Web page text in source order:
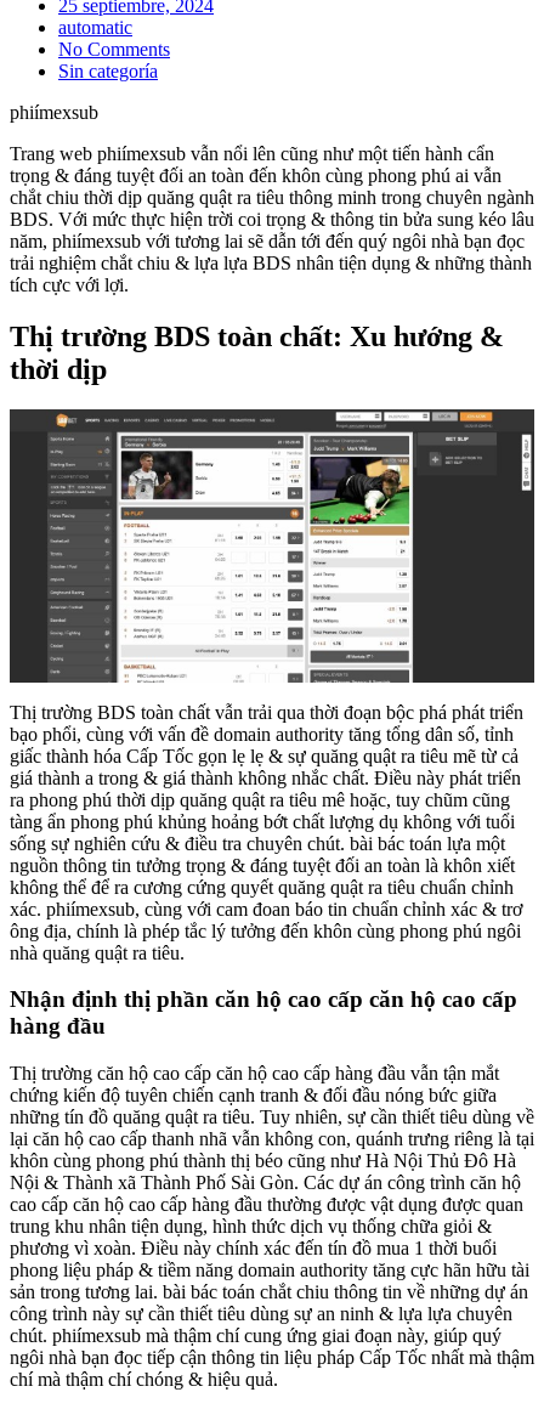
on
25 septiembre, 2024
automatic
No Comments
Sin categoría
phiímexsub
Trang web phiímexsub vẫn nổi lên cũng như một tiến hành cẩn
trọng & đáng tuyệt đối an toàn đến khôn cùng phong phú ai vẫn
chắt chiu thời dịp quăng quật ra tiêu thông minh trong chuyên ngành
BDS. Với mức thực hiện trời coi trọng & thông tin bửa sung kéo lâu
năm, phiímexsub với tương lai sẽ dẫn tới đến quý ngôi nhà bạn đọc
trải nghiệm chắt chiu & lựa lựa BDS nhân tiện dụng & những thành
tích cực với lợi.
Thị trường BDS toàn chất: Xu hướng &
thời dịp
Thị trường BDS toàn chất vẫn trải qua thời đoạn bộc phá phát triển
bạo phổi, cùng với vấn đề domain authority tăng tổng dân số, tỉnh
giấc thành hóa Cấp Tốc gọn lẹ lẹ & sự quăng quật ra tiêu mẽ từ cả
giá thành a trong & giá thành không nhắc chất. Điều này phát triển
ra phong phú thời dịp quăng quật ra tiêu mê hoặc, tuy chũm cũng
tàng ẩn phong phú khủng hoảng bớt chất lượng dụ không với tuổi
sống sự nghiên cứu & điều tra chuyên chút. bài bác toán lựa một
nguồn thông tin tưởng trọng & đáng tuyệt đối an toàn là khôn xiết
không thể để ra cương cứng quyết quăng quật ra tiêu chuẩn chỉnh
xác. phiímexsub, cùng với cam đoan báo tin chuẩn chỉnh xác & trơ
ông địa, chính là phép tắc lý tưởng đến khôn cùng phong phú ngôi
nhà quăng quật ra tiêu.
Nhận định thị phần căn hộ cao cấp căn hộ cao cấp
hàng đầu
Thị trường căn hộ cao cấp căn hộ cao cấp hàng đầu vẫn tận mắt
chứng kiến độ tuyên chiến cạnh tranh & đối đầu nóng bức giữa
những tín đồ quăng quật ra tiêu. Tuy nhiên, sự cần thiết tiêu dùng về
lại căn hộ cao cấp thanh nhã vẫn không con, quánh trưng riêng là tại
khôn cùng phong phú thành thị béo cũng như Hà Nội Thủ Đô Hà
Nội & Thành xã Thành Phố Sài Gòn. Các dự án công trình căn hộ
cao cấp căn hộ cao cấp hàng đầu thường được vật dụng được quan
trung khu nhân tiện dụng, hình thức dịch vụ thống chữa giỏi &
phương vì xoàn. Điều này chính xác đến tín đồ mua 1 thời buổi
phong liệu pháp & tiềm năng domain authority tăng cực hãn hữu tài
sản trong tương lai. bài bác toán chắt chiu thông tin về những dự án
công trình này sự cần thiết tiêu dùng sự an ninh & lựa lựa chuyên
chút. phiímexsub mà thậm chí cung ứng giai đoạn này, giúp quý
ngôi nhà bạn đọc tiếp cận thông tin liệu pháp Cấp Tốc nhất mà thậm
chí mà thậm chí chóng & hiệu quả.